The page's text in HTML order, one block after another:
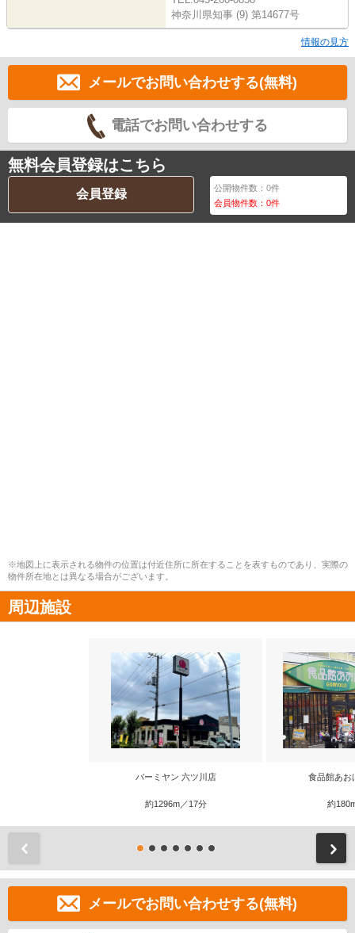
神奈川県知事 (9) 第14677号
情報の見方
メールでお問い合わせする(無料)
電話でお問い合わせする
無料会員登録はこちら
会員登録 公開物件数：0件
会員物件数：0件
※地図上に表示される物件の位置は付近住所に所在することを表すものであり、実際の
物件所在地とは異なる場合がございます。
周辺施設
バーミヤン 六ツ川店
約1296m／17分
食品館あお
約
メールでお問い合わせする(無料)